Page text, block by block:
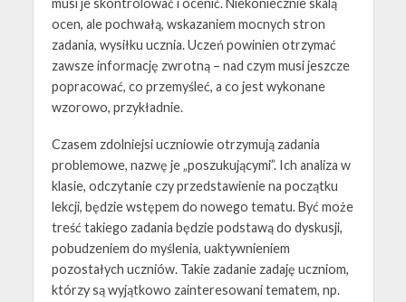
musi je skontrolować i ocenić. Niekoniecznie skalą
ocen, ale pochwałą, wskazaniem mocnych stron
zadania, wysiłku ucznia. Uczeń powinien otrzymać
zawsze informację zwrotną – nad czym musi jeszcze
popracować, co przemyśleć, a co jest wykonane
wzorowo, przykładnie.
Czasem zdolniejsi uczniowie otrzymują zadania
problemowe, nazwę je „poszukującymi”. Ich analiza w
klasie, odczytanie czy przedstawienie na początku
lekcji, będzie wstępem do nowego tematu. Być może
treść takiego zadania będzie podstawą do dyskusji,
pobudzeniem do myślenia, uaktywnieniem
pozostałych uczniów. Takie zadanie zadaję uczniom,
którzy są wyjątkowo zainteresowani tematem, np.